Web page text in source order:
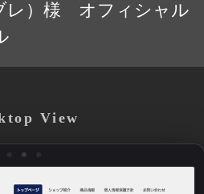
レ）様 オフィシャル
View